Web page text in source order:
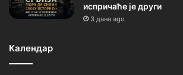
испричаће је други
3 дана ago
Календар